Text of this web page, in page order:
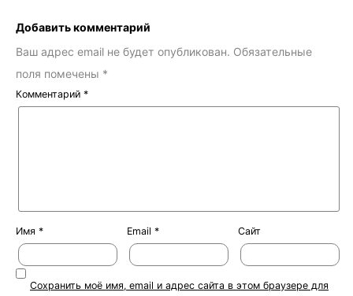
Добавить комментарий
Ваш адрес email не будет опубликован. Обязательные
поля помечены *
Комментарий *
Имя * Email * Сайт
Сохранить моё имя, email и адрес сайта в этом браузере для